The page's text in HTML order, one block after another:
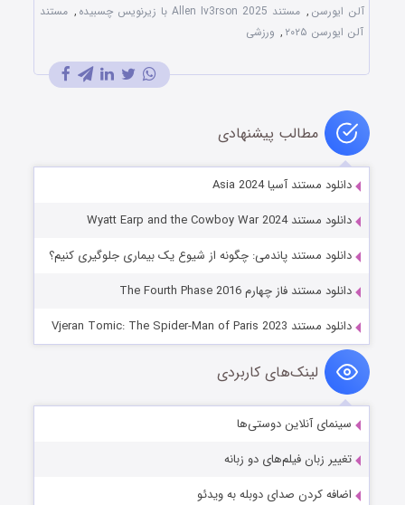
آلن ایورسن , مستند Allen Iv3rson 2025 با زیرنویس چسبیده , مستند
آلن ایورسن ۲۰۲۵
, ورزشی
مطالب پیشنهادی
دانلود مستند آسیا Asia 2024
دانلود مستند Wyatt Earp and the Cowboy War 2024
دانلود مستند پاندمی: چگونه از شیوع یک بیماری جلوگیری کنیم؟
دانلود مستند فاز چهارم The Fourth Phase 2016
دانلود مستند Vjeran Tomic: The Spider-Man of Paris 2023
لینک‌های کاربردی
سینمای آنلاین دوستی‌ها
تغییر زبان فیلم‌های دو زبانه
اضافه کردن صدای دوبله به ویدئو